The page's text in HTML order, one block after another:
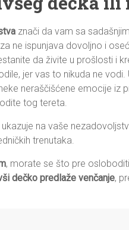
znači da vam sa
ne ispunjava dovoljno i
da živite u prošlosti i
jer vas to nikuda ne vodi.
neraščišćene emocije iz
tog tereta.
ukazuje na vaše
trenutaka.
, morate se što pre
dečko predlaže venčanje,